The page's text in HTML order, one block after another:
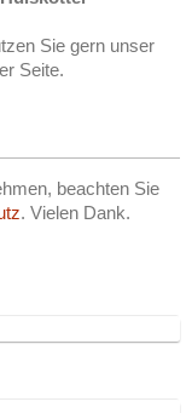
Sie gern unser
Seite.
beachten Sie
. Vielen Dank.